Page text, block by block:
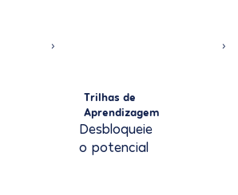
Trilhas de
Aprendizagem
Desbloqueie
o potencial